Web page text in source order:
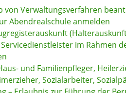
von Verwaltungsverfahren
Abendrealschule anmelden
im Rahmen
und Familienpfleger,
Sozialarbeiter,